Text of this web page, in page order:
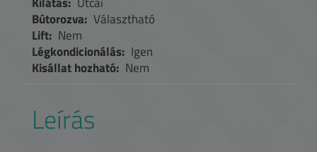
Bútorozva: Választható
Lift: Nem
Légkondicionálás: Igen
Kisállat hozható: Nem
Leírás